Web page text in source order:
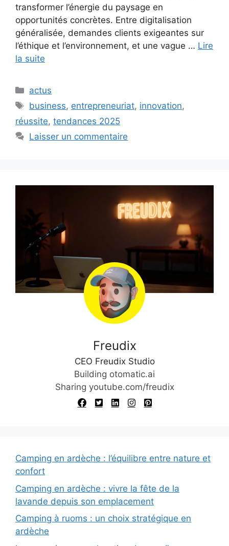
transformer l’énergie du paysage en
opportunités concrètes. Entre digitalisation
généralisée, demandes clients exigeantes sur
l’éthique et l’environnement, et une vague … Lire
la suite
Catégories
actus
Étiquettes
business, entrepreneuriat, innovation,
réussite, tendances 2025
Laisser un commentaire
Freudix
CEO Freudix Studio
Building otomatic.ai
Sharing youtube.com/freudix
Camping en ardèche : l’équilibre entre nature et
confort
Camping en ardèche : vivre la fête de la
lavande depuis son emplacement
Camping à ruoms : un choix stratégique en
ardèche